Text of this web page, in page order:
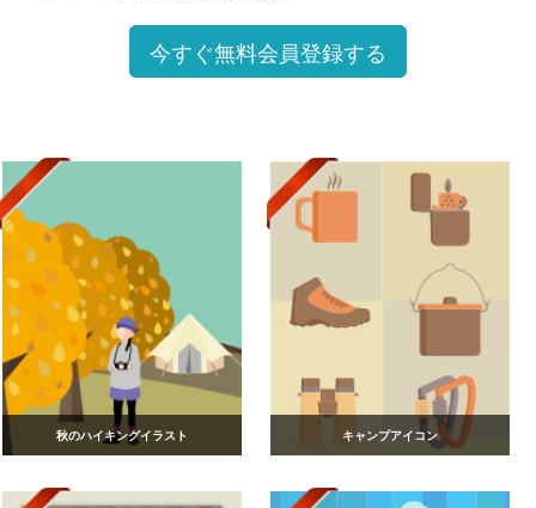
今すぐ無料会員登録する
秋のハイキングイラスト キャンプアイコン